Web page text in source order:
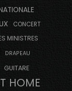
CONCERT
MINISTRES
DRAPEAU
GUITARE
HOME